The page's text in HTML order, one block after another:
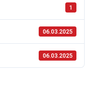
1
06.03.2025
06.03.2025